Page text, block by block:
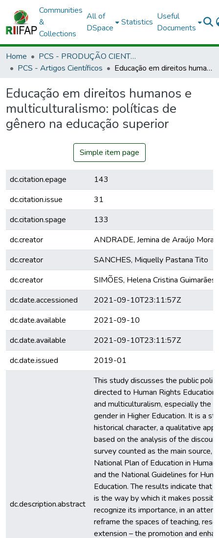
Communities
&
Collections
All of
DSpace
Statistics
Useful
Documents
Home
PCS - PRODUÇÃO CIENTÍFICA DOS SERVIDORES
PCS - Artigos Científicos
Educação em direitos humanos e multiculturalismo: políticas de gênero na educação superior
Educação em direitos humanos e
multiculturalismo: políticas de
gênero na educação superior
Simple item page
dc.citation.epage
143
dc.citation.issue
31
dc.citation.spage
133
dc.creator
ANDRADE, Jemina de Araújo
dc.creator
SANCHES, Miquelly Pastana Tito
dc.creator
SIMÕES, Helena Cristina Guimarães
dc.date.accessioned
2021-09-10T23:11:57Z
dc.date.available
2021-09-10
dc.date.available
2021-09-10T23:11:57Z
dc.date.issued
2019-01
dc.description.abstract
This study discusses the public
directed to Human Rights Education
and multiculturalism, especially the
gender in Higher Education. It is a
historical character, a qualitative
based on the analysis of the
survey counted as the main source,
National Plan of Education in
and the National Guidelines for
Education. The results indicate that
is the way by which it makes
recognize its importance, in an
reframe the spaces of teaching,
extension – the promotion and